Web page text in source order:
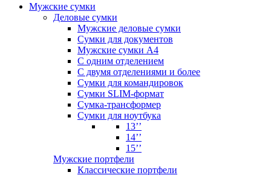
Мужские сумки
Деловые сумки
Мужские деловые сумки
Сумки для документов
Мужские сумки А4
С одним отделением
С двумя отделениями и более
Сумки для командировок
Сумки SLIM-формат
Сумка-трансформер
Сумки для ноутбука
13’’
14’’
15’’
Мужские портфели
Классические портфели